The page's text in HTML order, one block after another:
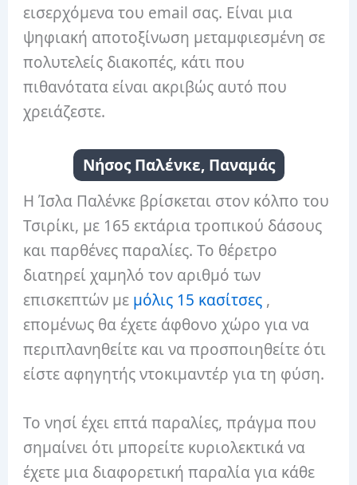
εισερχόμενα του email σας. Είναι μια
ψηφιακή αποτοξίνωση μεταμφιεσμένη σε
πολυτελείς διακοπές, κάτι που
πιθανότατα είναι ακριβώς αυτό που
χρειάζεστε.
Νήσος Παλένκε, Παναμάς
Η Ίσλα Παλένκε βρίσκεται στον κόλπο του
Τσιρίκι, με 165 εκτάρια τροπικού δάσους
και παρθένες παραλίες. Το θέρετρο
διατηρεί χαμηλό τον αριθμό των
επισκεπτών με μόλις 15 κασίτσες ,
επομένως θα έχετε άφθονο χώρο για να
περιπλανηθείτε και να προσποιηθείτε ότι
είστε αφηγητής ντοκιμαντέρ για τη φύση.
Το νησί έχει επτά παραλίες, πράγμα που
σημαίνει ότι μπορείτε κυριολεκτικά να
έχετε μια διαφορετική παραλία για κάθε